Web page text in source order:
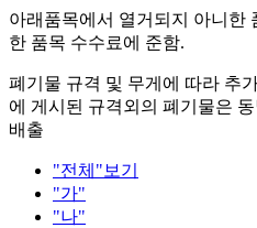
아래품목에서 열거되지 아니한
한 품목 수수료에 준함.
폐기물 규격 및 무게에 따라 추
에 게시된 규격외의 폐기물은
배출
"전체"보기
"가"
"나"